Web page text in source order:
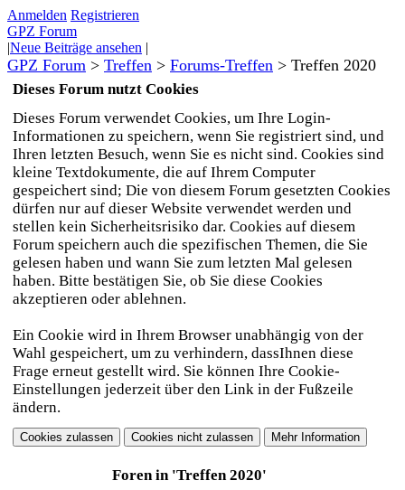
Anmelden Registrieren
GPZ Forum
|Neue Beiträge ansehen |
GPZ Forum > Treffen > Forums-Treffen > Treffen 2020
Dieses Forum nutzt Cookies
Dieses Forum verwendet Cookies, um Ihre Login-
Informationen zu speichern, wenn Sie registriert sind, und
Ihren letzten Besuch, wenn Sie es nicht sind. Cookies sind
kleine Textdokumente, die auf Ihrem Computer
gespeichert sind; Die von diesem Forum gesetzten Cookies
dürfen nur auf dieser Website verwendet werden und
stellen kein Sicherheitsrisiko dar. Cookies auf diesem
Forum speichern auch die spezifischen Themen, die Sie
gelesen haben und wann Sie zum letzten Mal gelesen
haben. Bitte bestätigen Sie, ob Sie diese Cookies
akzeptieren oder ablehnen.
Ein Cookie wird in Ihrem Browser unabhängig von der
Wahl gespeichert, um zu verhindern, dassIhnen diese
Frage erneut gestellt wird. Sie können Ihre Cookie-
Einstellungen jederzeit über den Link in der Fußzeile
ändern.
Foren in 'Treffen 2020'